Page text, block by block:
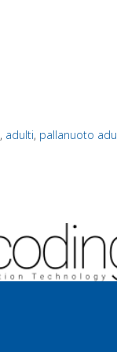
, adulti, pallanuoto